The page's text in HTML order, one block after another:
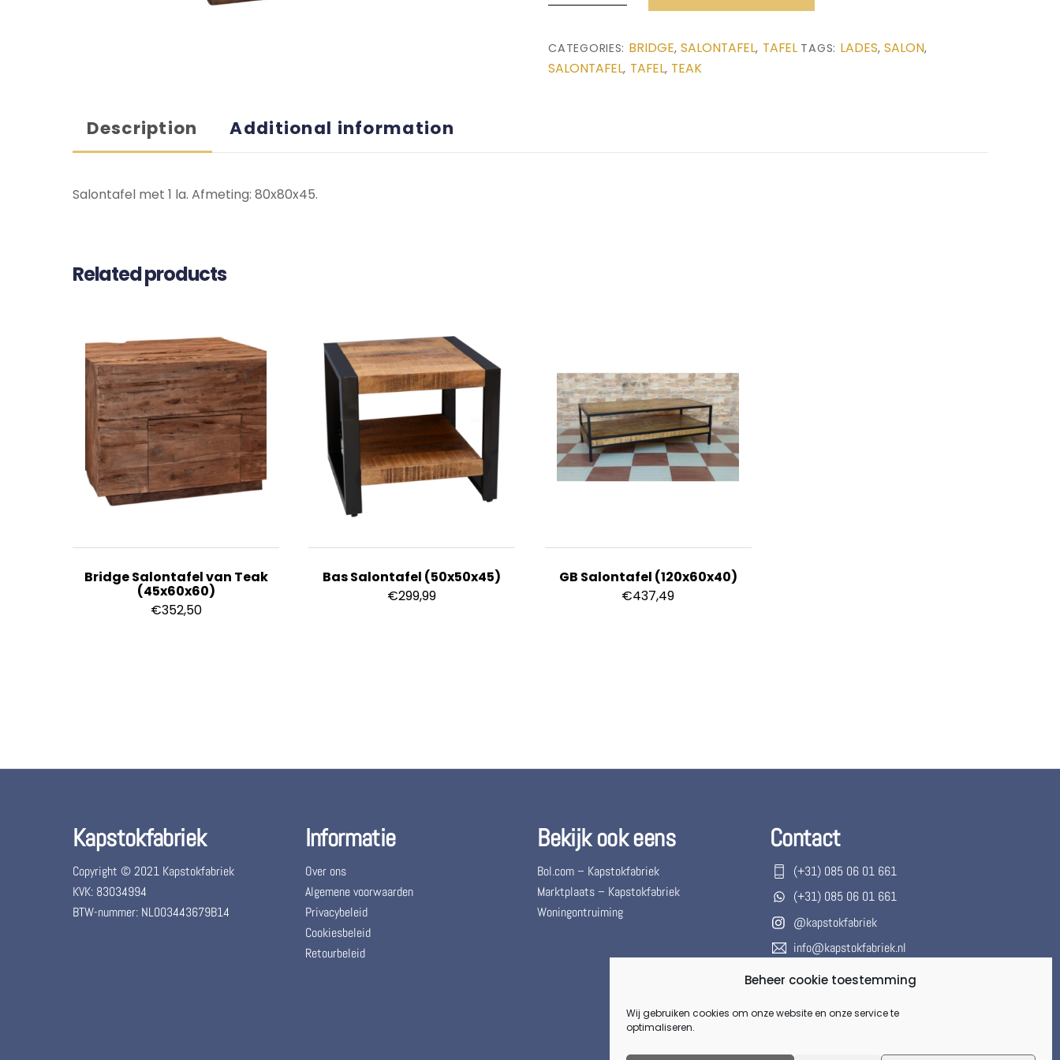
Beheer cookie toestemming
Wij gebruiken cookies om onze website en onze service te
optimaliseren.
van
(80x80x45)
quantity
CATEGORIES: BRIDGE,SALONTAFEL, TAFEL TAGS: LADES,SALON,
SALONTAFEL, TAFEL, TEAK
Description Additional information
Salontafel met 1 la. Afmeting: 80x80x45.
Related products
Bridge Salontafel van Teak
(45x60x60)
€352,50
Bas Salontafel (50x50x45)
€299,99
GB Salontafel (120x60x40)
€437,49
Kapstokfabriek
Copyright © 2021 Kapstokfabriek
KVK: 83034994
BTW-nummer: NL003443679B14
Informatie
Over ons
Algemene voorwaarden
Privacybeleid
Cookiesbeleid
Retourbeleid
Bekijk ook eens
Bol.com – Kapstokfabriek
Marktplaats – Kapstokfabriek
Woningontruiming
Contact
(+31) 085 06 01 661
(+31) 085 06 01 661
@kapstokfabriek
info@kapstokfabriek.nl
Waleplein 23291 CZ Strijen, Hoeksche
Gesloten voor onbepaalde tijd.